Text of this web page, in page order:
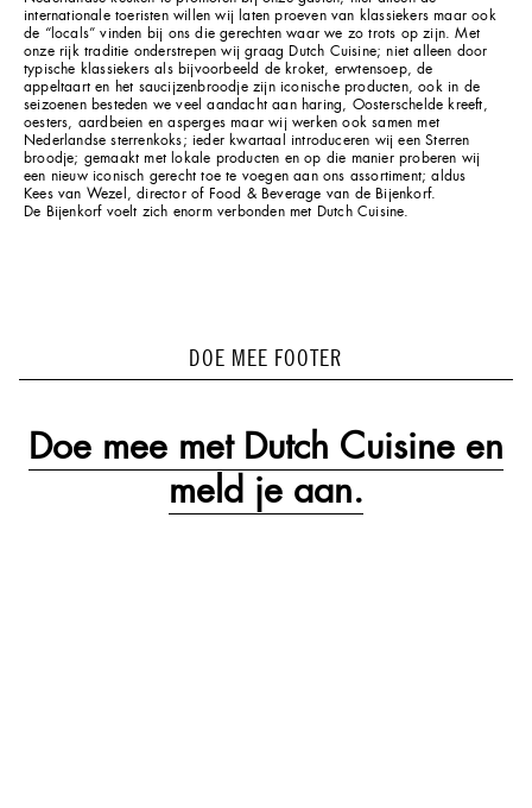
internationale toeristen willen wij laten proeven van klassiekers maar ook
de “locals” vinden bij ons die gerechten waar we zo trots op zijn. Met
onze rijk traditie onderstrepen wij graag Dutch Cuisine; niet alleen door
typische klassiekers als bijvoorbeeld de kroket, erwtensoep, de
appeltaart en het saucijzenbroodje zijn iconische producten, ook in de
seizoenen besteden we veel aandacht aan haring, Oosterschelde kreeft,
oesters, aardbeien en asperges maar wij werken ook samen met
Nederlandse sterrenkoks; ieder kwartaal introduceren wij een Sterren
broodje; gemaakt met lokale producten en op die manier proberen wij
een nieuw iconisch gerecht toe te voegen aan ons assortiment; aldus
Kees van Wezel, director of Food & Beverage van de Bijenkorf.
De Bijenkorf voelt zich enorm verbonden met Dutch Cuisine.
DOE MEE FOOTER
Doe mee met Dutch Cuisine en
meld je aan.